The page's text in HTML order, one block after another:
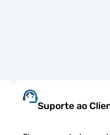
Suporte ao